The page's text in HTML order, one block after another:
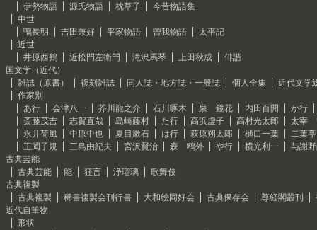
伊勢物語
源氏物語 枕草子
今昔物語集
中世
鴨長明
吉田兼好 平家物語 曽我物語
太平記
近世
井原西鶴
近松門左衛門 滝沢馬琴 上田秋成
俳諧
国文学（近代）
雑誌（原書）
複刻雑誌 同人誌・地方誌・一般誌 個人全集
近代文学
作家別
あ行
会津八一 芥川龍之介 石川啄木 泉 鏡花 内田百閒
か行
斎藤茂吉
志賀直哉 島崎藤村 た行 高浜虚子 高村光太郎
太宰
永井荷風
中原中也 夏目漱石 は行 萩原朔太郎 樋口一葉
二葉
正岡子規
三島由紀夫 宮沢賢治 森 鴎外 や行 横光利一
与謝
古典芸能
古典芸能
能 狂言 浄瑠璃
歌舞伎
古典複製
古典複製
稀書複製会刊行書 大和絵同好会 古典保存会 尊経閣叢刊
近代自筆物
形状